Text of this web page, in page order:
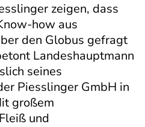
zeigen, dass
how aus
den Globus gefragt
Landeshauptmann
seines
Piesslinger GmbH in
großem
und